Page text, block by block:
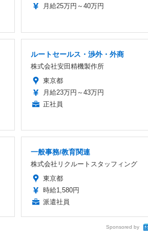
月給25万円～40万円
ルートセールス・渉外・外商
株式会社安田精機製作所
東京都
月給23万円～43万円
正社員
一般事務/教育関連
株式会社リクルートスタッフィング
東京都
時給1,580円
派遣社員
Sponsored by